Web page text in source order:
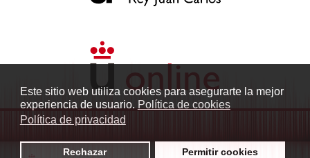
Este sitio web utiliza cookies para asegurarte la mejor
experiencia de usuario. Política de cookies
Política de privacidad
Rechazar Permitir cookies